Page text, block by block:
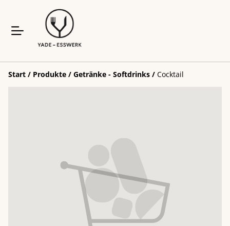
Start / Produkte / Getränke - Softdrinks / Cocktail